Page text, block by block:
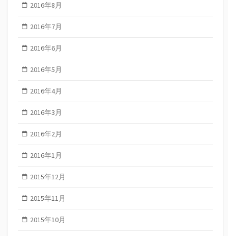
2016年8月
2016年7月
2016年6月
2016年5月
2016年4月
2016年3月
2016年2月
2016年1月
2015年12月
2015年11月
2015年10月